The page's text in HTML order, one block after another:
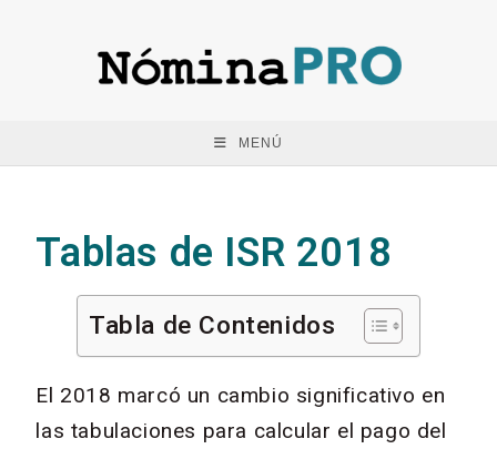
MENÚ
Tablas de ISR 2018
Tabla de Contenidos
El 2018 marcó un cambio significativo en
las tabulaciones para calcular el pago del